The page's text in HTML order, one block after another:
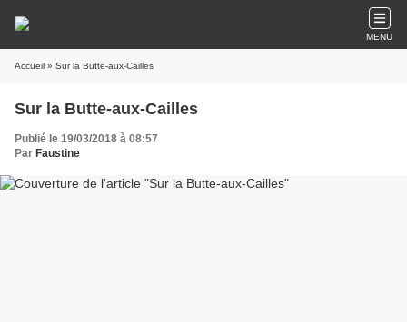
MENU
Accueil » Sur la Butte-aux-Cailles
Sur la Butte-aux-Cailles
Publié le 19/03/2018 à 08:57
Par Faustine